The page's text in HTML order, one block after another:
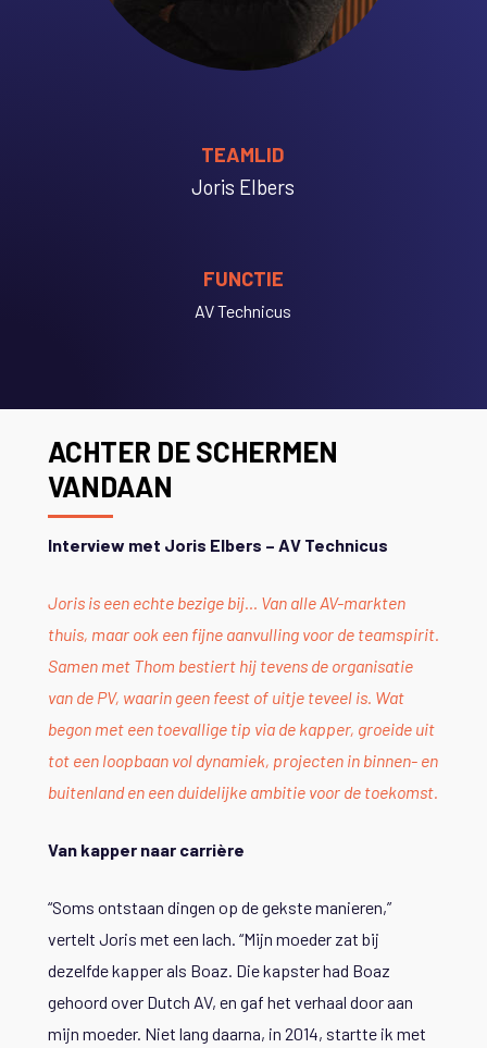
TEAMLID
Joris Elbers
FUNCTIE
AV Technicus
ACHTER DE SCHERMEN
VANDAAN
Interview met Joris Elbers – AV Technicus
Joris is een echte bezige bij… Van alle AV-markten
thuis, maar ook een fijne aanvulling voor de teamspirit.
Samen met Thom bestiert hij tevens de organisatie
van de PV, waarin geen feest of uitje teveel is. Wat
begon met een toevallige tip via de kapper, groeide uit
tot een loopbaan vol dynamiek, projecten in binnen- en
buitenland en een duidelijke ambitie voor de toekomst.
Van kapper naar carrière
“Soms ontstaan dingen op de gekste manieren,”
vertelt Joris met een lach. “Mijn moeder zat bij
dezelfde kapper als Boaz. Die kapster had Boaz
gehoord over Dutch AV, en gaf het verhaal door aan
mijn moeder. Niet lang daarna, in 2014, startte ik met